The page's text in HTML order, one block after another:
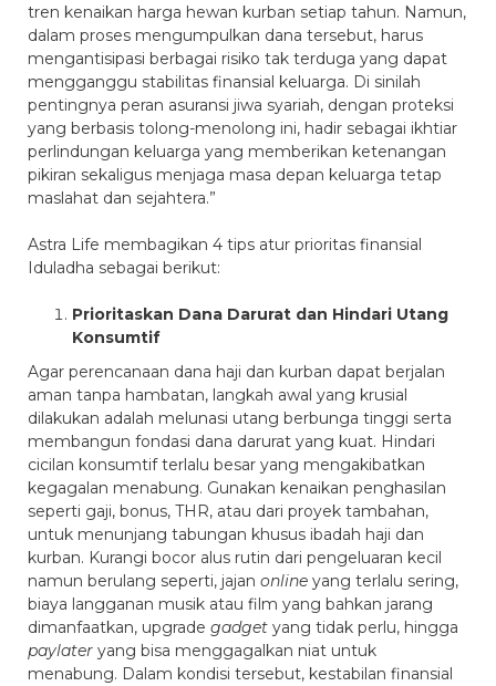
tren kenaikan harga hewan kurban setiap tahun. Namun,
dalam proses mengumpulkan dana tersebut, harus
mengantisipasi berbagai risiko tak terduga yang dapat
mengganggu stabilitas finansial keluarga. Di sinilah
pentingnya peran asuransi jiwa syariah, dengan proteksi
yang berbasis tolong-menolong ini, hadir sebagai ikhtiar
perlindungan keluarga yang memberikan ketenangan
pikiran sekaligus menjaga masa depan keluarga tetap
maslahat dan sejahtera.”
Astra Life membagikan 4 tips atur prioritas finansial
Iduladha sebagai berikut:
Prioritaskan Dana Darurat dan Hindari Utang
Konsumtif
Agar perencanaan dana haji dan kurban dapat berjalan
aman tanpa hambatan, langkah awal yang krusial
dilakukan adalah melunasi utang berbunga tinggi serta
membangun fondasi dana darurat yang kuat. Hindari
cicilan konsumtif terlalu besar yang mengakibatkan
kegagalan menabung. Gunakan kenaikan penghasilan
seperti gaji, bonus, THR, atau dari proyek tambahan,
untuk menunjang tabungan khusus ibadah haji dan
kurban. Kurangi bocor alus rutin dari pengeluaran kecil
namun berulang seperti, jajan online yang terlalu sering,
biaya langganan musik atau film yang bahkan jarang
dimanfaatkan, upgrade gadget yang tidak perlu, hingga
paylater yang bisa menggagalkan niat untuk
menabung. Dalam kondisi tersebut, kestabilan finansial